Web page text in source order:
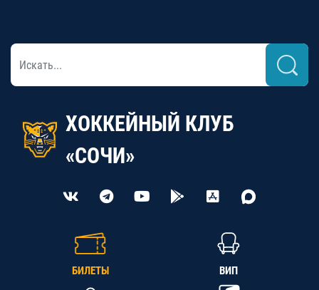
ХОККЕЙНЫЙ КЛУБ
«СОЧИ»
БИЛЕТЫ ВИП